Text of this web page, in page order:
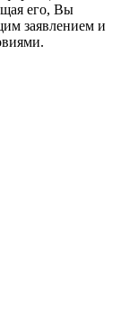
его, Вы
заявлением и